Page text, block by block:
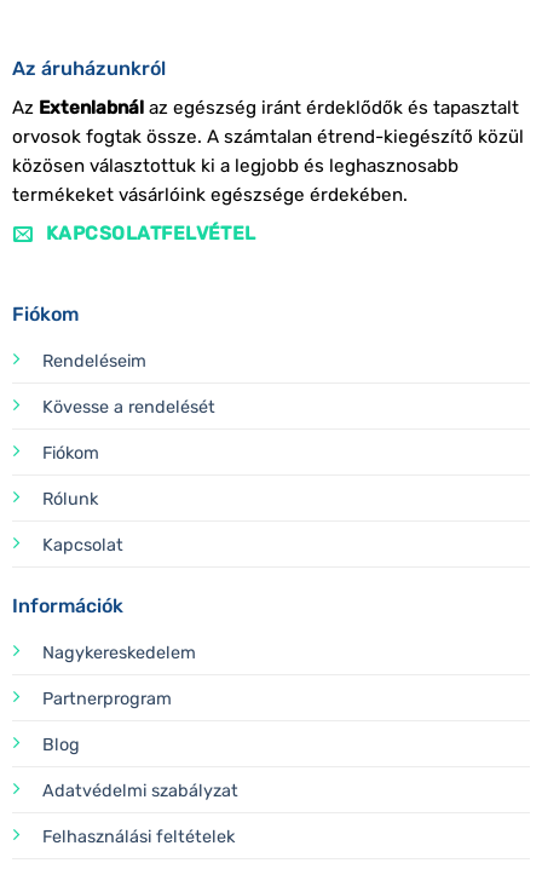
Az áruházunkról
Az Extenlabnálaz egészség iránt érdeklődők és tapasztalt
orvosok fogtak össze. A számtalan étrend-kiegészítő közül
közösen választottuk ki a legjobb és leghasznosabb
termékeket vásárlóink egészsége érdekében.
KAPCSOLATFELVÉTEL
Fiókom
Rendeléseim
Kövesse a rendelését
Fiókom
Rólunk
Kapcsolat
Információk
Nagykereskedelem
Partnerprogram
Blog
Adatvédelmi szabályzat
Felhasználási feltételek